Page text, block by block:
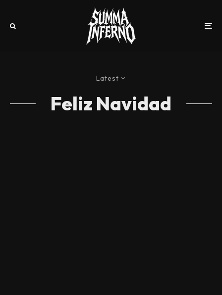
Latest
Feliz Navidad